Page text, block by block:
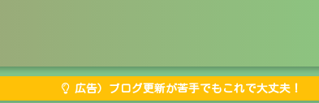
広告）ブログ更新が苦手でもこれで大丈夫！